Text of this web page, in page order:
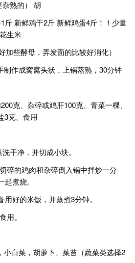
熟的） 胡
新鲜鸡干2斤 新鲜鸡蛋4斤！！少量
生米
些酵母，弄发面的比较好消化）
制作成窝窝头状，上锅蒸熟，30分钟
克、杂碎或鸡肝100克、青菜一棵、
3克、食用
干净，并切成小块。
的鸡肉和杂碎倒入锅中拌炒一分
煮烧。
好的米饭，并蒸煮3分钟。
。
小白菜，胡萝卜、菜苔（蔬菜类选择2